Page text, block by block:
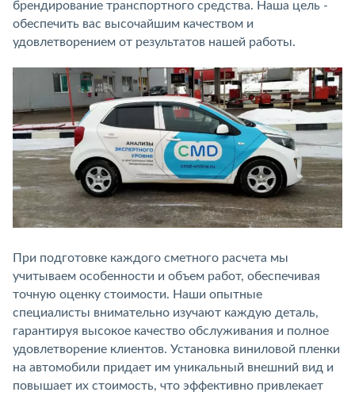
брендирование транспортного средства. Наша цель -
обеспечить вас высочайшим качеством и
удовлетворением от результатов нашей работы.
При подготовке каждого сметного расчета мы
учитываем особенности и объем работ, обеспечивая
точную оценку стоимости. Наши опытные
специалисты внимательно изучают каждую деталь,
гарантируя высокое качество обслуживания и полное
удовлетворение клиентов. Установка виниловой пленки
на автомобили придает им уникальный внешний вид и
повышает их стоимость, что эффективно привлекает